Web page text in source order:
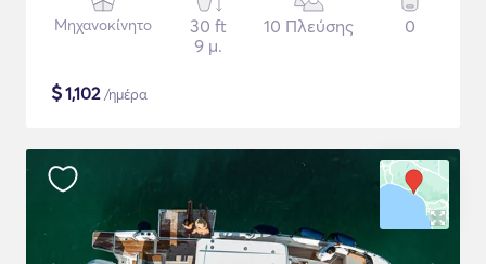
Μηχανοκίνητο
30 ft
9 μ.
10 Πλεύσης 0
$1,102/ημέρα